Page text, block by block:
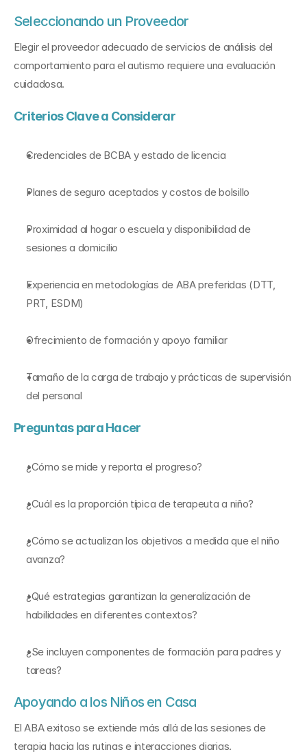
Seleccionando un Proveedor
Elegir el proveedor adecuado de servicios de análisis del
comportamiento para el autismo requiere una evaluación
cuidadosa.
Criterios Clave a Considerar
Credenciales de BCBA y estado de licencia
Planes de seguro aceptados y costos de bolsillo
Proximidad al hogar o escuela y disponibilidad de
sesiones a domicilio
Experiencia en metodologías de ABA preferidas (DTT,
PRT, ESDM)
Ofrecimiento de formación y apoyo familiar
Tamaño de la carga de trabajo y prácticas de supervisión
del personal
Preguntas para Hacer
¿Cómo se mide y reporta el progreso?
¿Cuál es la proporción típica de terapeuta a niño?
¿Cómo se actualizan los objetivos a medida que el niño
avanza?
¿Qué estrategias garantizan la generalización de
habilidades en diferentes contextos?
¿Se incluyen componentes de formación para padres y
tareas?
Apoyando a los Niños en Casa
El ABA exitoso se extiende más allá de las sesiones de
terapia hacia las rutinas e interacciones diarias.